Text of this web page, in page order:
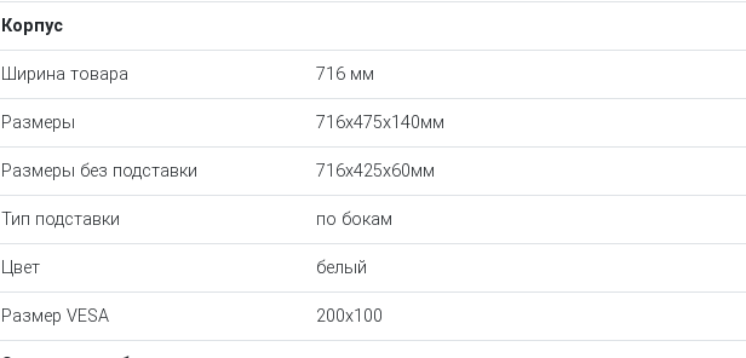
Корпус
Ширина товара 716 мм
Размеры 716x475x140мм
Размеры без подставки 716x425x60мм
Тип подставки по бокам
Цвет белый
Размер VESA 200x100